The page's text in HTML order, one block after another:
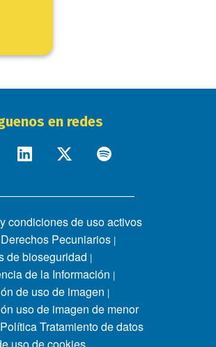
en redes
condiciones de uso activos
Derechos Pecuniarios |
de bioseguridad |
de la Información |
de uso de imagen |
uso de imagen de menor
Política Tratamiento de datos